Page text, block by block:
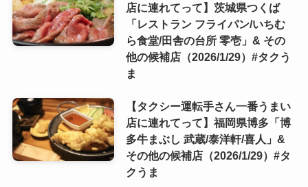
店に連れてって】茨城県つくば
「レストラン フライパン/いちむ
ら食堂/田舎の台所 零壱」& その
他の候補店（2026/1/29）#タクう
ま
【タクシー運転手さん一番うまい
店に連れてって】福岡県博多「博
多牛まぶし 武蔵/泰洋軒/喜人」&
その他の候補店（2026/1/29）#タ
クうま